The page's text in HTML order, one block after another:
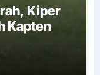
Kiper
Kapten